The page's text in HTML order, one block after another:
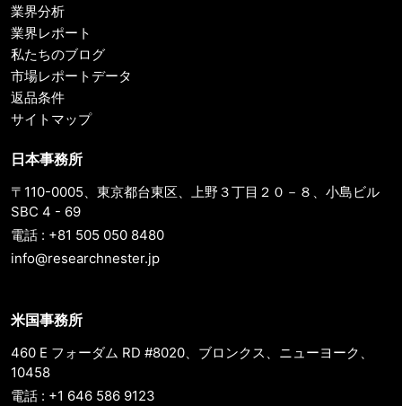
業界分析
業界レポート
私たちのブログ
市場レポートデータ
返品条件
サイトマップ
日本事務所
〒110-0005、東京都台東区、上野３丁目２０－８、小島ビル
SBC 4 - 69
電話 : +81 505 050 8480
info@researchnester.jp
米国事務所
460 E フォーダム RD #8020、ブロンクス、ニューヨーク、
10458
電話 : +1 646 586 9123